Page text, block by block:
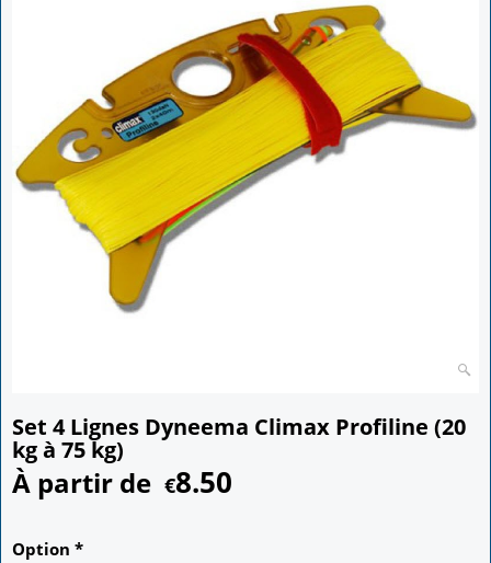
Set 4 Lignes Dyneema Climax Profiline (20
kg à 75 kg)
À partir de €8.50
Option *